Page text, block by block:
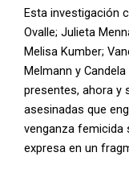
Esta investigación
Ovalle; Julieta
Melisa Kumber;
Melmann y
presentes, ahora y
asesinadas que
venganza femicida
expresa en un